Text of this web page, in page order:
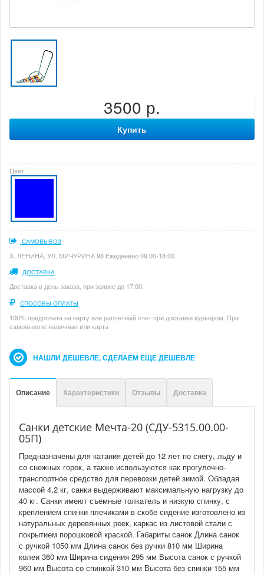
3500 р.
Купить
Цвет
САМОВЫВОЗ
Х. ЛЕНИНА, УЛ. МИЧУРИНА 98 Ежедневно 09:00-18:00
ДОСТАВКА
Доставка в день заказа, при заявке до 17:00.
СПОСОБЫ ОПЛАТЫ
100% предоплата на карту или расчетный счет при доставки курьером. При
самовывозе наличные или карта
НАШЛИ ДЕШЕВЛЕ, СДЕЛАЕМ ЕЩЕ ДЕШЕВЛЕ
Описание Характеристики Отзывы Доставка
Санки детские Мечта-20 (СДУ-5315.00.00-
05П)
Предназначены для катания детей до 12 лет по снегу, льду и
со снежных горок, а также используются как прогулочно-
транспортное средство для перевозки детей зимой. Обладая
массой 4,2 кг, санки выдерживают максимальную нагрузку до
40 кг. Санки имеют съемные толкатель и низкую спинку, с
креплением спинки плечиками в скобе сидение изготовлено из
натуральных деревянных реек, каркас из листовой стали с
покрытием порошковой краской. Габариты санок Длина санок
с ручкой 1050 мм Длина санок без ручки 810 мм Ширина
колеи 360 мм Ширина сидения 295 мм Высота санок с ручкой
960 мм Высота со спинкой 310 мм Высота без спинки 155 мм